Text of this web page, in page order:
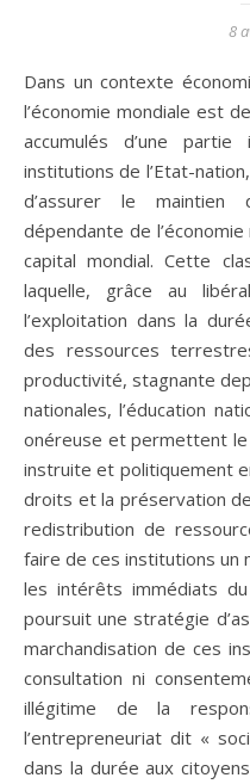
8
Dans un contexte économique de capitalisme avancé, où
l’économie mondiale est
accumulés d’une
institutions de l’Etat-
d’assurer le maintien
dépendante de
capital mondial. Cette
laquelle, grâce au
l’exploitation dans la
des ressources
productivité, stagnante
nationales, l’éducation
onéreuse et permettent le
instruite et politiquement
droits et la préservation
redistribution de
faire de ces institutions un
les intérêts immédiats
poursuit une stratégie
marchandisation de ces
consultation ni
illégitime de la
l’entrepreneuriat dit «
dans la durée aux